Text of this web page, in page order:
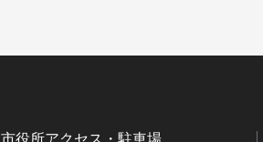
市役所アクセス・駐車場